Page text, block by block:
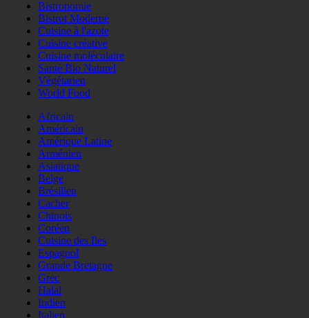
Bistronomie
Bistrot Moderne
Cuisine à l'azote
Cuisine créative
Cuisine moléculaire
Santé Bio Naturel
Végétarien
World Food
Africain
Américain
Amérique Latine
Arménien
Asiatique
Belge
Brésilien
Cacher
Chinois
Coréen
Cuisine des Iles
Espagnol
Grande Bretagne
Grec
Halal
Indien
Italien